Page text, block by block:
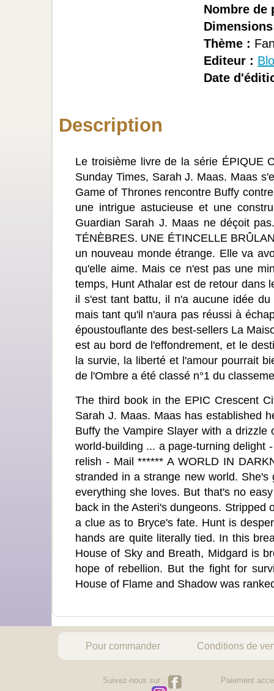
Nombre de
Thème :
Editeur :
Date
Description
Le troisième livre de la série ÉPIQUE
Sunday Times, Sarah J. Maas. Maas
Game of Thrones rencontre Buffy
une intrigue astucieuse et une
Guardian Sarah J. Maas ne déçoit
TÉNÈBRES. UNE ÉTINCELLE
un nouveau monde étrange. Elle va
qu'elle aime. Mais ce n'est pas une
temps, Hunt Athalar est de retour dans
il s'est tant battu, il n'a aucune idée
mais tant qu'il n'aura pas réussi à
époustouflante des best-sellers La
est au bord de l'effondrement, et le
la survie, la liberté et l'amour pourrait
de l'Ombre a été classé n°1 du
The third book in the EPIC Crescent
Sarah J. Maas. Maas has established
Buffy the Vampire Slayer with a
world-building ... a page-turning delight
relish - Mail ****** A WORLD IN
stranded in a strange new world.
everything she loves. But that's no
back in the Asteri's dungeons. Stripped
a clue as to Bryce's fate. Hunt is
hands are quite literally tied. In this
House of Sky and Breath, Midgard is
hope of rebellion. But the fight for
House of Flame and Shadow was
Pour commander Conditions de
Suivez-nous sur : Paiement